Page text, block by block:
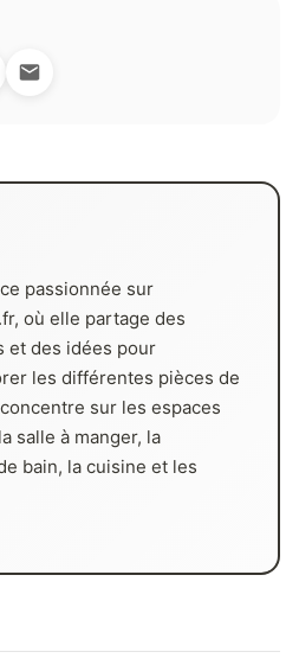
passionnée sur
où elle partage des
et des idées pour
les différentes pièces de
sur les espaces
salle à manger, la
bain, la cuisine et les